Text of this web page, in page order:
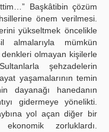
Başkâtibin çözüm
önem verilmesi.
yükseltmek öncelikle
mümkün
olmayan kişilerle
şehzadelerin
yaşamalarının temin
dayanağı hanedanın
gidermeye yönelikti.
yol açan diğer bir
zorluklardı.